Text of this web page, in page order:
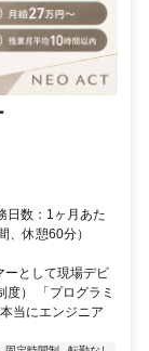
日数：1ヶ月あた
休憩60分）
ーとして現場デビ
） 「プログラミ
当にエンジニア